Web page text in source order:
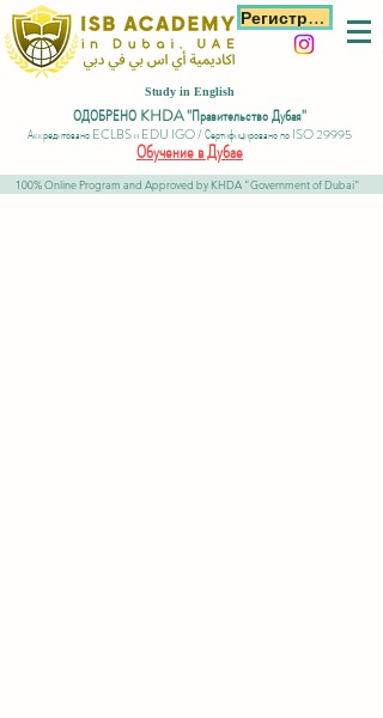
Регистрация
Study in English
ОДОБРЕНО KHDA "Правительство Дубая"
Аккредитовано ECLBS и EDU IGO / Сертифицировано по ISO 29995
Обучение в Дубае
100% Online Program and Approved by KHDA "Government of Dubai"